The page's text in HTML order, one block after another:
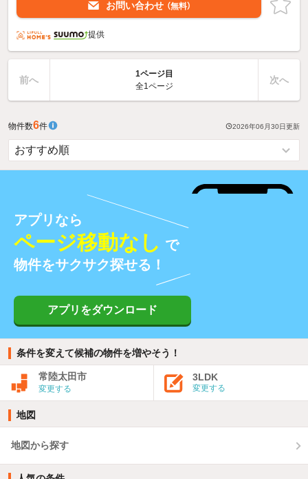
お問い合わせ （無料）
提供
前へ
1ページ目
全1ページ
次へ
物件数6件 2026年06月30日更新
アプリなら
ページ移動なし で
物件をサクサク探せる！
アプリをダウンロード
条件を変えて候補の物件を増やそう！
常陸太田市
変更する
3LDK
変更する
地図
地図から探す